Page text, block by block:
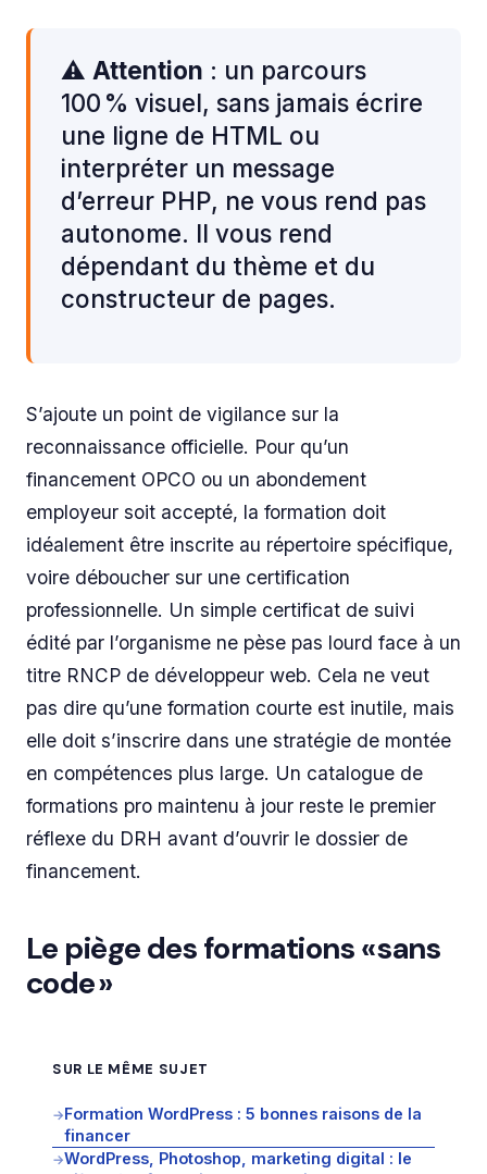
⚠️ Attention : un parcours
100 % visuel, sans jamais écrire
une ligne de HTML ou
interpréter un message
d’erreur PHP, ne vous rend pas
autonome. Il vous rend
dépendant du thème et du
constructeur de pages.
S’ajoute un point de vigilance sur la
reconnaissance officielle. Pour qu’un
financement OPCO ou un abondement
employeur soit accepté, la formation doit
idéalement être inscrite au répertoire spécifique,
voire déboucher sur une certification
professionnelle. Un simple certificat de suivi
édité par l’organisme ne pèse pas lourd face à un
titre RNCP de développeur web. Cela ne veut
pas dire qu’une formation courte est inutile, mais
elle doit s’inscrire dans une stratégie de montée
en compétences plus large. Un catalogue de
formations pro maintenu à jour reste le premier
réflexe du DRH avant d’ouvrir le dossier de
financement.
Le piège des formations « sans
code »
SUR LE MÊME SUJET
→Formation WordPress : 5 bonnes raisons de la
financer
→WordPress, Photoshop, marketing digital : le